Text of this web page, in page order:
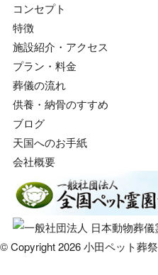
コンセプト
特徴
施設紹介・アクセス
プラン・料金
葬儀の流れ
供養・納骨のすすめ
ブログ
天国へのお手紙
会社概要
© Copyright 2026 小田ペット葬祭